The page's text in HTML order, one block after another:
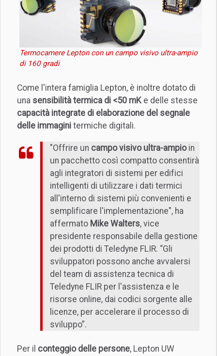
Termocamere Lepton con un campo visivo ultra-ampio
di 160 gradi
Come l'intera famiglia Lepton, è inoltre dotato di
una sensibilità termica di <50 mK e delle stesse
capacità integrate di elaborazione del segnale
delle immagini termiche digitali.
"Offrire un campo visivo ultra-ampioin
un pacchetto così compatto consentirà
agli integratori di sistemi per edifici
intelligenti di utilizzare i dati termici
all'interno di sistemi più convenienti e
semplificare l'implementazione", ha
affermato Mike Walters, vice
presidente responsabile della gestione
dei prodotti di Teledyne FLIR. “Gli
sviluppatori possono anche avvalersi
del team di assistenza tecnica di
Teledyne FLIR per l'assistenza e le
risorse online, dai codici sorgente alle
licenze, per accelerare il processo di
sviluppo”.
Per il conteggio delle persone, Lepton UW